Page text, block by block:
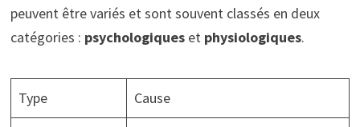
peuvent être variés et sont souvent classés en deux
catégories : psychologiqueset physiologiques.
Type Cause